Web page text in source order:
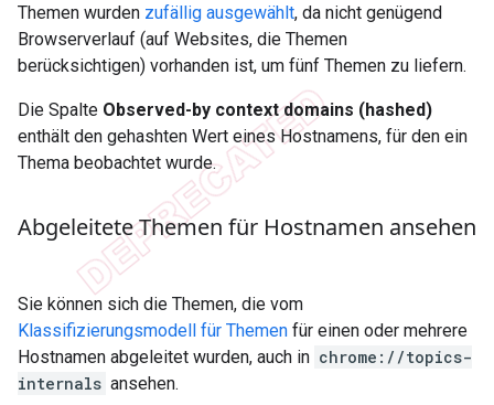
Themen wurden zufällig ausgewählt, da nicht genügend
Browserverlauf (auf Websites, die Themen
berücksichtigen) vorhanden ist, um fünf Themen zu liefern.
Die Spalte Observed-by context domains (hashed)
enthält den gehashten Wert eines Hostnamens, für den ein
Thema beobachtet wurde.
Abgeleitete Themen für Hostnamen ansehen
Sie können sich die Themen, die vom
Klassifizierungsmodell für Themen für einen oder mehrere
Hostnamen abgeleitet wurden, auch in chrome://topics-
internals ansehen.